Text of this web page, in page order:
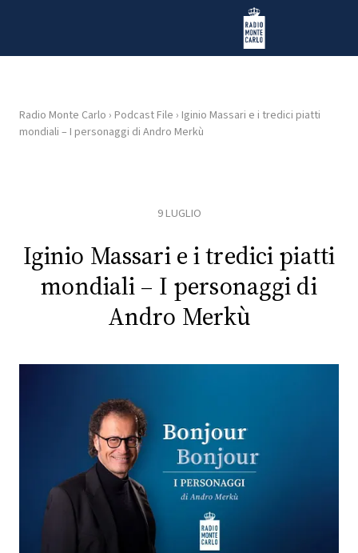
Radio Monte Carlo
HOME
RADIO
PLAYLIST
CONCORSI
EVENTI
Radio Monte Carlo › Podcast File › Iginio Massari e i tredici piatti
mondiali – I personaggi di Andro Merkù
9 LUGLIO
Iginio Massari e i tredici piatti
mondiali – I personaggi di
Andro Merkù